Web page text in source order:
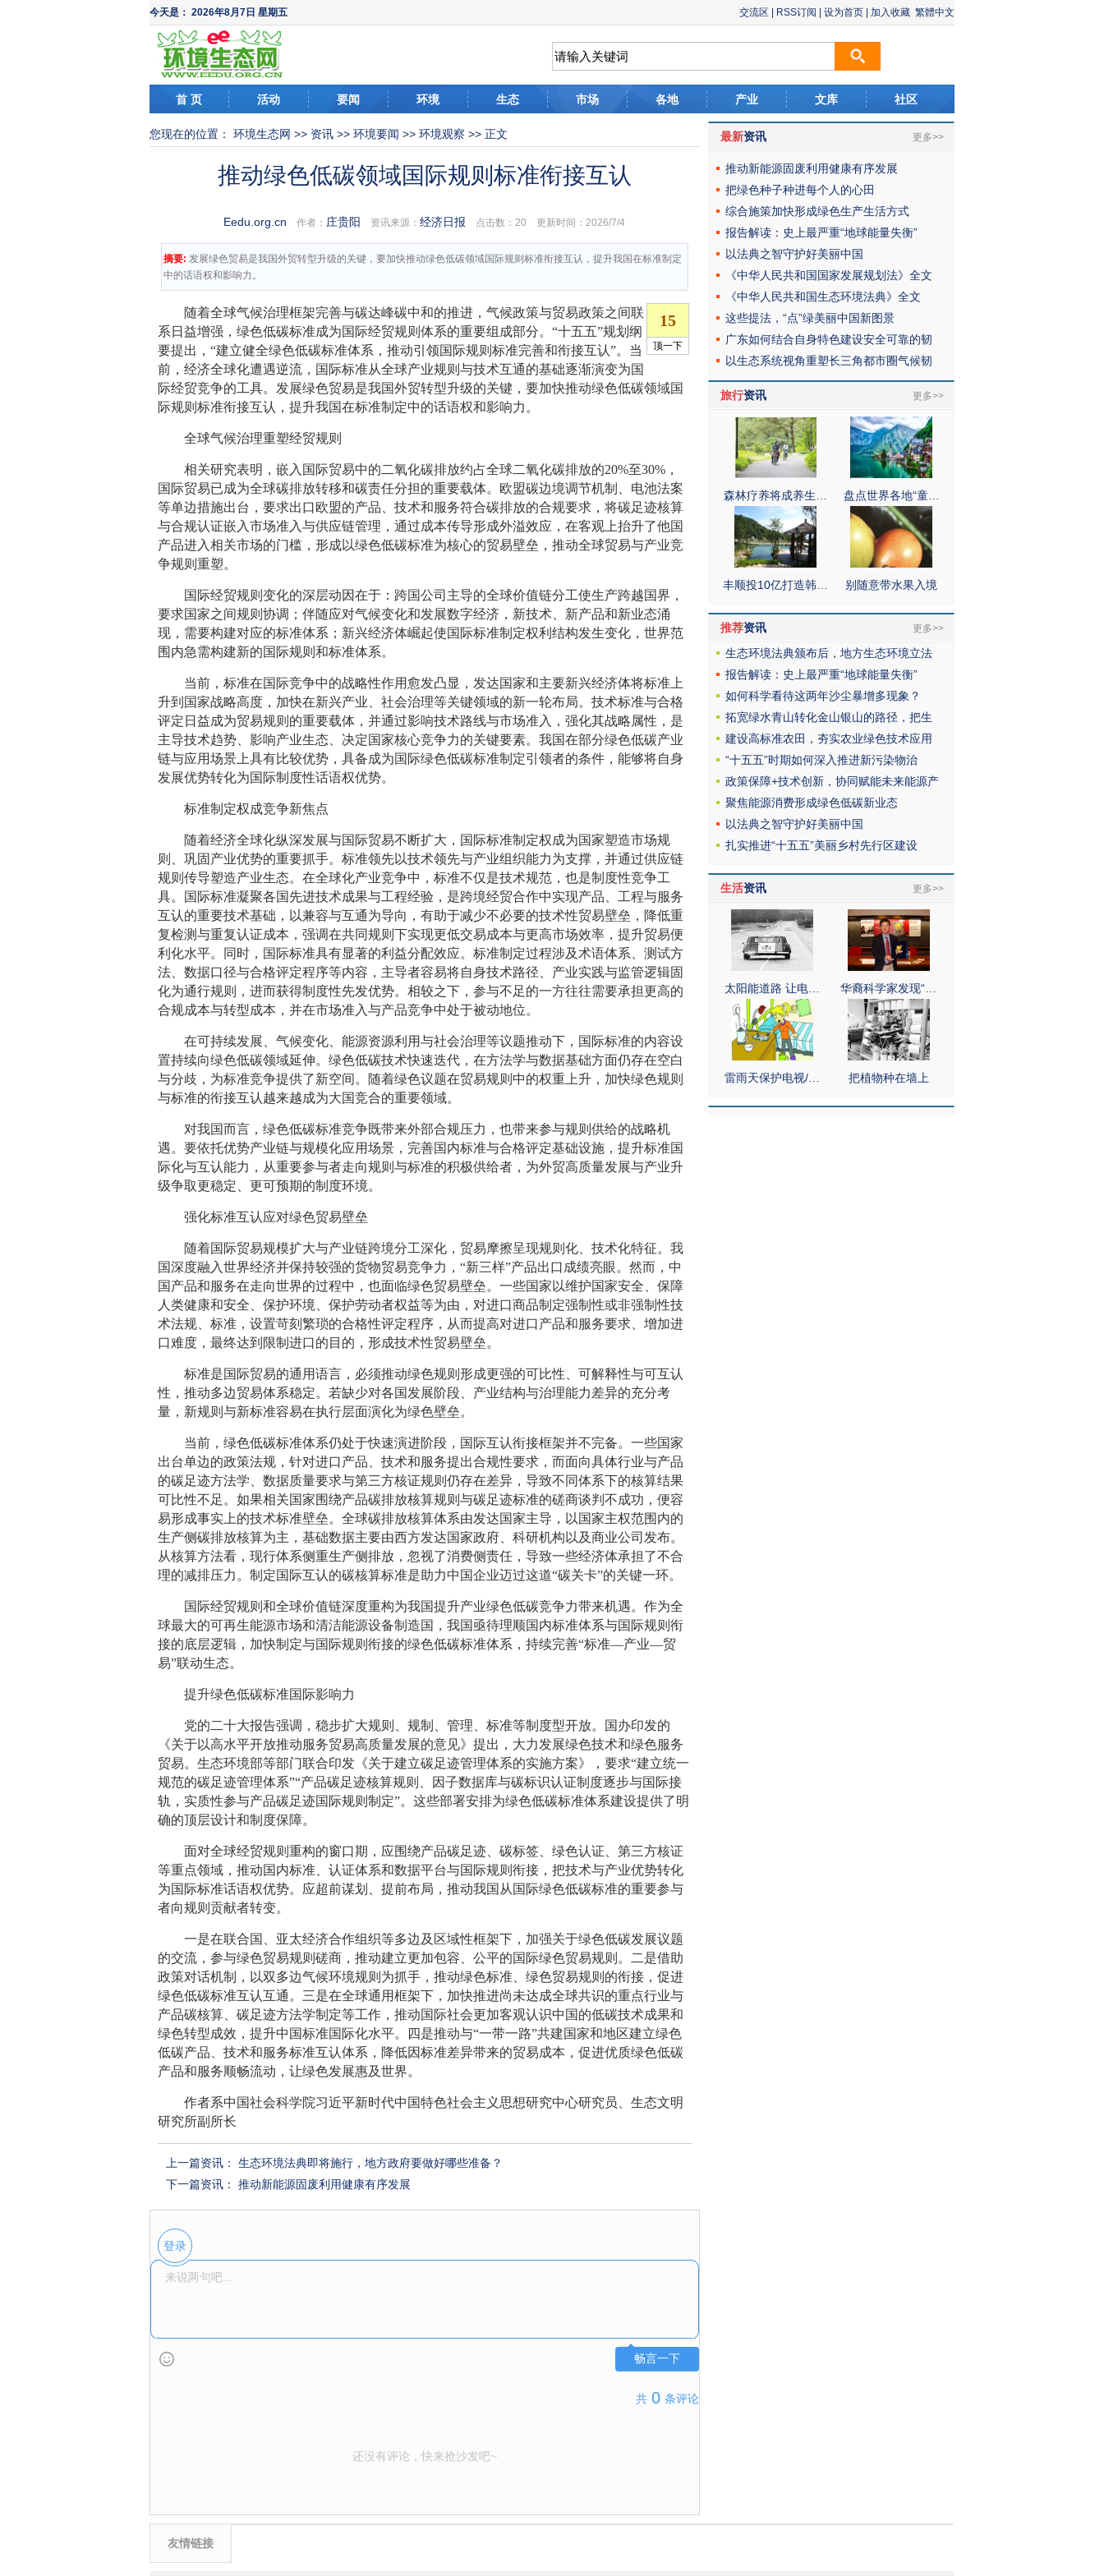
今天是： 2026年8月7日 星期五 交流区 RSS订阅 设为首页 加入收藏 繁體中文
首 页 活动 要闻 环境 生态 市场 各地 产业 文库 社区
您现在的位置： 环境生态网 >> 资讯 >> 环境要闻 >> 环境观察 >> 正文
推动绿色低碳领域国际规则标准衔接互认
Eedu.org.cn 作者： 庄贵阳 资讯来源：经济日报 点击数：20 更新时间：2026/7/4
摘要: 发展绿色贸易是我国外贸转型升级的关键，要加快推动绿色低碳领域国际规则标准衔接互认，提升我国在标准制定
中的话语权和影响力。
随着全球气候治理框架完善与碳达峰碳中和的推进，气候政策与贸易政策之间联
系日益增强，绿色低碳标准成为国际经贸规则体系的重要组成部分。“十五五”规划纲
要提出，“建立健全绿色低碳标准体系，推动引领国际规则标准完善和衔接互认”。当
前，经济全球化遭遇逆流，国际标准从全球产业规则与技术互通的基础逐渐演变为国
际经贸竞争的工具。发展绿色贸易是我国外贸转型升级的关键，要加快推动绿色低碳领域国
际规则标准衔接互认，提升我国在标准制定中的话语权和影响力。
全球气候治理重塑经贸规则
相关研究表明，嵌入国际贸易中的二氧化碳排放约占全球二氧化碳排放的20%至30%，
国际贸易已成为全球碳排放转移和碳责任分担的重要载体。欧盟碳边境调节机制、电池法案
等单边措施出台，要求出口欧盟的产品、技术和服务符合碳排放的合规要求，将碳足迹核算
与合规认证嵌入市场准入与供应链管理，通过成本传导形成外溢效应，在客观上抬升了他国
产品进入相关市场的门槛，形成以绿色低碳标准为核心的贸易壁垒，推动全球贸易与产业竞
争规则重塑。
国际经贸规则变化的深层动因在于：跨国公司主导的全球价值链分工使生产跨越国界，
要求国家之间规则协调；伴随应对气候变化和发展数字经济，新技术、新产品和新业态涌
现，需要构建对应的标准体系；新兴经济体崛起使国际标准制定权利结构发生变化，世界范
围内急需构建新的国际规则和标准体系。
当前，标准在国际竞争中的战略性作用愈发凸显，发达国家和主要新兴经济体将标准上
升到国家战略高度，加快在新兴产业、社会治理等关键领域的新一轮布局。技术标准与合格
评定日益成为贸易规则的重要载体，并通过影响技术路线与市场准入，强化其战略属性，是
主导技术趋势、影响产业生态、决定国家核心竞争力的关键要素。我国在部分绿色低碳产业
链与应用场景上具有比较优势，具备成为国际绿色低碳标准制定引领者的条件，能够将自身
发展优势转化为国际制度性话语权优势。
标准制定权成竞争新焦点
随着经济全球化纵深发展与国际贸易不断扩大，国际标准制定权成为国家塑造市场规
则、巩固产业优势的重要抓手。标准领先以技术领先与产业组织能力为支撑，并通过供应链
规则传导塑造产业生态。在全球化产业竞争中，标准不仅是技术规范，也是制度性竞争工
具。国际标准凝聚各国先进技术成果与工程经验，是跨境经贸合作中实现产品、工程与服务
互认的重要技术基础，以兼容与互通为导向，有助于减少不必要的技术性贸易壁垒，降低重
复检测与重复认证成本，强调在共同规则下实现更低交易成本与更高市场效率，提升贸易便
利化水平。同时，国际标准具有显著的利益分配效应。标准制定过程涉及术语体系、测试方
法、数据口径与合格评定程序等内容，主导者容易将自身技术路径、产业实践与监管逻辑固
化为通行规则，进而获得制度性先发优势。相较之下，参与不足的一方往往需要承担更高的
合规成本与转型成本，并在市场准入与产品竞争中处于被动地位。
在可持续发展、气候变化、能源资源利用与社会治理等议题推动下，国际标准的内容设
置持续向绿色低碳领域延伸。绿色低碳技术快速迭代，在方法学与数据基础方面仍存在空白
与分歧，为标准竞争提供了新空间。随着绿色议题在贸易规则中的权重上升，加快绿色规则
与标准的衔接互认越来越成为大国竞合的重要领域。
对我国而言，绿色低碳标准竞争既带来外部合规压力，也带来参与规则供给的战略机
遇。要依托优势产业链与规模化应用场景，完善国内标准与合格评定基础设施，提升标准国
际化与互认能力，从重要参与者走向规则与标准的积极供给者，为外贸高质量发展与产业升
级争取更稳定、更可预期的制度环境。
强化标准互认应对绿色贸易壁垒
随着国际贸易规模扩大与产业链跨境分工深化，贸易摩擦呈现规则化、技术化特征。我
国深度融入世界经济并保持较强的货物贸易竞争力，“新三样”产品出口成绩亮眼。然而，中
国产品和服务在走向世界的过程中，也面临绿色贸易壁垒。一些国家以维护国家安全、保障
人类健康和安全、保护环境、保护劳动者权益等为由，对进口商品制定强制性或非强制性技
术法规、标准，设置苛刻繁琐的合格性评定程序，从而提高对进口产品和服务要求、增加进
口难度，最终达到限制进口的目的，形成技术性贸易壁垒。
标准是国际贸易的通用语言，必须推动绿色规则形成更强的可比性、可解释性与可互认
性，推动多边贸易体系稳定。若缺少对各国发展阶段、产业结构与治理能力差异的充分考
量，新规则与新标准容易在执行层面演化为绿色壁垒。
当前，绿色低碳标准体系仍处于快速演进阶段，国际互认衔接框架并不完备。一些国家
出台单边的政策法规，针对进口产品、技术和服务提出合规性要求，而面向具体行业与产品
的碳足迹方法学、数据质量要求与第三方核证规则仍存在差异，导致不同体系下的核算结果
可比性不足。如果相关国家围绕产品碳排放核算规则与碳足迹标准的磋商谈判不成功，便容
易形成事实上的技术标准壁垒。全球碳排放核算体系由发达国家主导，以国家主权范围内的
生产侧碳排放核算为主，基础数据主要由西方发达国家政府、科研机构以及商业公司发布。
从核算方法看，现行体系侧重生产侧排放，忽视了消费侧责任，导致一些经济体承担了不合
理的减排压力。制定国际互认的碳核算标准是助力中国企业迈过这道“碳关卡”的关键一环。
国际经贸规则和全球价值链深度重构为我国提升产业绿色低碳竞争力带来机遇。作为全
球最大的可再生能源市场和清洁能源设备制造国，我国亟待理顺国内标准体系与国际规则衔
接的底层逻辑，加快制定与国际规则衔接的绿色低碳标准体系，持续完善“标准—产业—贸
易”联动生态。
提升绿色低碳标准国际影响力
党的二十大报告强调，稳步扩大规则、规制、管理、标准等制度型开放。国办印发的
《关于以高水平开放推动服务贸易高质量发展的意见》提出，大力发展绿色技术和绿色服务
贸易。生态环境部等部门联合印发《关于建立碳足迹管理体系的实施方案》，要求“建立统一
规范的碳足迹管理体系”“产品碳足迹核算规则、因子数据库与碳标识认证制度逐步与国际接
轨，实质性参与产品碳足迹国际规则制定”。这些部署安排为绿色低碳标准体系建设提供了明
确的顶层设计和制度保障。
面对全球经贸规则重构的窗口期，应围绕产品碳足迹、碳标签、绿色认证、第三方核证
等重点领域，推动国内标准、认证体系和数据平台与国际规则衔接，把技术与产业优势转化
为国际标准话语权优势。应超前谋划、提前布局，推动我国从国际绿色低碳标准的重要参与
者向规则贡献者转变。
一是在联合国、亚太经济合作组织等多边及区域性框架下，加强关于绿色低碳发展议题
的交流，参与绿色贸易规则磋商，推动建立更加包容、公平的国际绿色贸易规则。二是借助
政策对话机制，以双多边气候环境规则为抓手，推动绿色标准、绿色贸易规则的衔接，促进
绿色低碳标准互认互通。三是在全球通用框架下，加快推进尚未达成全球共识的重点行业与
产品碳核算、碳足迹方法学制定等工作，推动国际社会更加客观认识中国的低碳技术成果和
绿色转型成效，提升中国标准国际化水平。四是推动与“一带一路”共建国家和地区建立绿色
低碳产品、技术和服务标准互认体系，降低因标准差异带来的贸易成本，促进优质绿色低碳
产品和服务顺畅流动，让绿色发展惠及世界。
作者系中国社会科学院习近平新时代中国特色社会主义思想研究中心研究员、生态文明
研究所副所长
上一篇资讯：生态环境法典即将施行，地方政府要做好哪些准备？
下一篇资讯：推动新能源固废利用健康有序发展
登录
畅言一下
共 0 条评论
还没有评论，快来抢沙发吧~
最新资讯 更多>>
推动新能源固废利用健康有序发展
把绿色种子种进每个人的心田
综合施策加快形成绿色生产生活方式
报告解读：史上最严重“地球能量失衡”
以法典之智守护好美丽中国
《中华人民共和国国家发展规划法》全文
《中华人民共和国生态环境法典》全文
这些提法，“点”绿美丽中国新图景
广东如何结合自身特色建设安全可靠的韧
以生态系统视角重塑长三角都市圈气候韧
旅行资讯 更多>>
森林疗养将成养生… 盘点世界各地“童…
丰顺投10亿打造韩… 别随意带水果入境
推荐资讯 更多>>
生态环境法典颁布后，地方生态环境立法
报告解读：史上最严重“地球能量失衡”
如何科学看待这两年沙尘暴增多现象？
拓宽绿水青山转化金山银山的路径，把生
建设高标准农田，夯实农业绿色技术应用
“十五五”时期如何深入推进新污染物治
政策保障+技术创新，协同赋能未来能源产
聚焦能源消费形成绿色低碳新业态
以法典之智守护好美丽中国
扎实推进“十五五”美丽乡村先行区建设
生活资讯 更多>>
太阳能道路 让电… 华裔科学家发现“…
雷雨天保护电视/… 把植物种在墙上
友情链接